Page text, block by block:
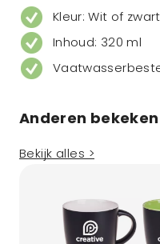
Kleur: Wit of zwart
Inhoud: 320 ml
Anderen
Bekijk alles >